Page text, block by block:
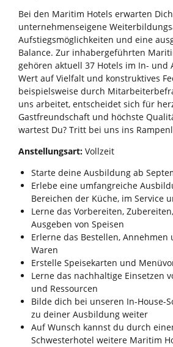
Bei den Maritim Hotels erwarten
unternehmenseigene
Aufstiegsmöglichkeiten und eine
Balance. Zur inhabergeführten
gehören aktuell 37 Hotels im In- und
Wert auf Vielfalt und konstruktives
beispielsweise durch
uns arbeitet, entscheidet sich für
Gastfreundschaft und höchste
wartest Du? Tritt bei uns ins
Anstellungsart: Vollzeit
Starte deine Ausbildung ab
Erlebe eine umfangreiche
Bereichen der Küche, im Service
Lerne das Vorbereiten,
Ausgeben von Speisen
Erlerne das Bestellen, Annehmen
Waren
Erstelle Speisekarten und
Lerne das nachhaltige Einsetzen
und Ressourcen
Bilde dich bei unseren In-House-
zu deiner Ausbildung weiter
Auf Wunsch kannst du durch
Schwesterhotel weitere Maritim